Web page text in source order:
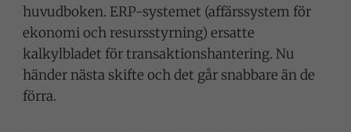
huvudboken. ERP-systemet (affärssystem för
ekonomi och resursstyrning) ersatte
kalkylbladet för transaktionshantering. Nu
händer nästa skifte och det går snabbare än de
förra.